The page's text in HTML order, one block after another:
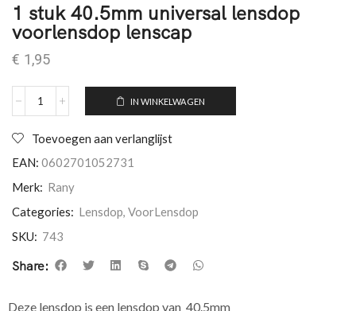
1 stuk 40.5mm universal lensdop
voorlensdop lenscap
€ 1,95
IN WINKELWAGEN
Toevoegen aan verlanglijst
EAN: 0602701052731
Merk: Rany
Categories: Lensdop, VoorLensdop
SKU: 743
Share:
Deze lensdop is een lensdop van 40.5mm